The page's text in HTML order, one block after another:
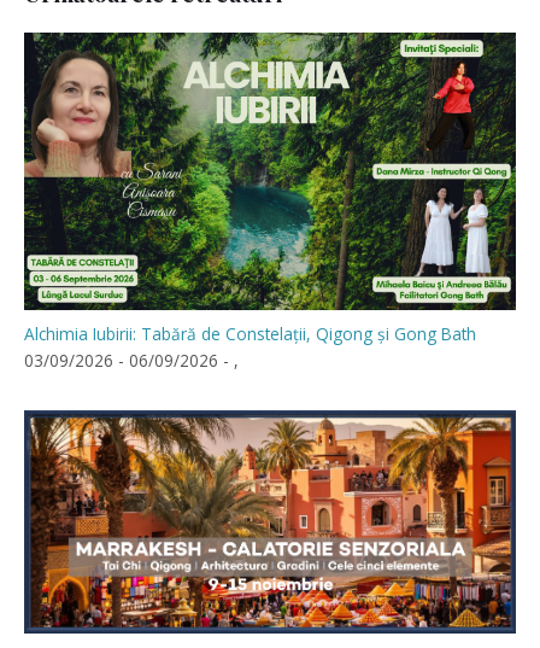
Alchimia Iubirii: Tabără de Constelații, Qigong și Gong Bath
03/09/2026 - 06/09/2026 - ,